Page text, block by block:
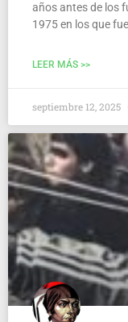
años antes de los
1975 en los que
LEER MÁS >>
septiembre 12, 2025